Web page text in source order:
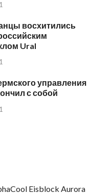
восхитились
Ural
управления
с собой
Eisblock Aurora